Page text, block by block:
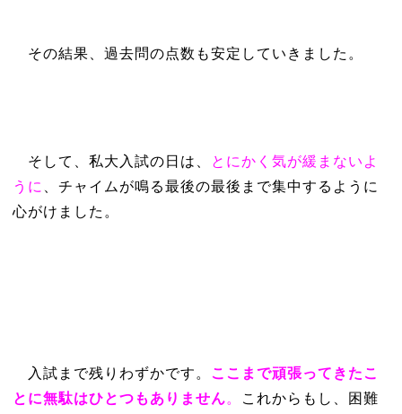
その結果、過去問の点数も安定していきました。
そして、私大入試の日は、
とにかく気が緩まないよ
うに
、チャイムが鳴る最後の最後まで集中するように
心がけました。
入試まで残りわずかです。 ここまで頑張ってきたこ
とに無駄はひとつもありません。
これからもし、困難